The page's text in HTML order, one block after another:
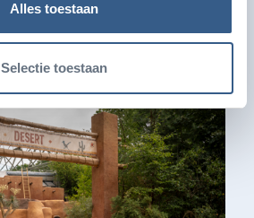
Alles toestaan
Selectie toestaan
Ook leuk